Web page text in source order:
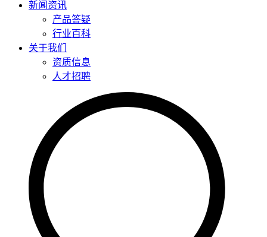
新闻资讯
产品答疑
行业百科
关于我们
资质信息
人才招聘